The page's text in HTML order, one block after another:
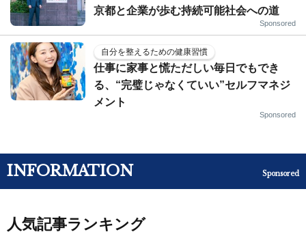
京都と企業が歩む持続可能社会への道
Sponsored
自分を整えるための健康習慣
仕事に家事と慌ただしい毎日でもでき
る、“完璧じゃなくていい”セルフマネジ
メント
Sponsored
INFORMATION Sponsored
人気記事ランキング